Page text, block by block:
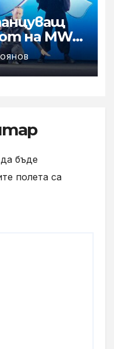
на MWC
бъде
полета са